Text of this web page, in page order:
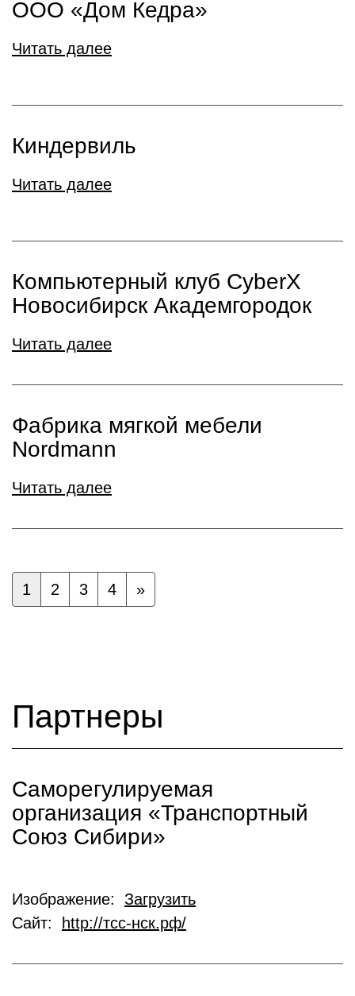
ООО «Дом Кедра»
Читать далее
Киндервиль
Читать далее
Компьютерный клуб CyberX
Новосибирск Академгородок
Читать далее
Фабрика мягкой мебели
Nordmann
Читать далее
1 2 3 4 »
Партнеры
Саморегулируемая
организация «Транспортный
Союз Сибири»
Изображение: Загрузить
Сайт:
http://тсс-нск.рф/